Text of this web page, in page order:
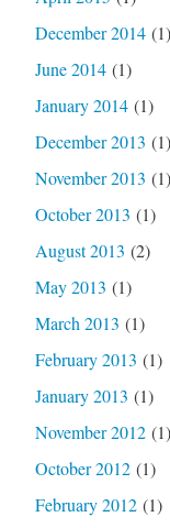
December 2014(1)
June 2014(1)
January 2014(1)
December 2013 (1)
November 2013 (1)
October 2013 (1)
August 2013 (2)
May 2013 (1)
March 2013 (1)
February 2013 (1)
January 2013 (1)
November 2012(1)
October 2012(1)
February 2012(1)